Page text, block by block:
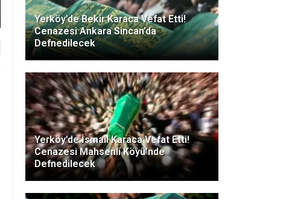
Yerköy’de Bekir Karaca Vefat Etti!
Cenazesi Ankara Sincan’da
Defnedilecek
Yerköy’de İsmail Karaca Vefat Etti!
Cenazesi Mahsenli Köyü’nde
Defnedilecek